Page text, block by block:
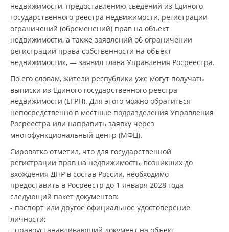
недвижимости, предоставлению сведений из Единого
государственного реестра недвижимости, регистрации
ограничений (обременений) прав на объект
недвижимости, а также заявлений об ограничении
регистрации права собственности на объект
недвижимости», — заявил глава Управления Росреестра.
По его словам, жители республики уже могут получать
выписки из Единого государственного реестра
недвижимости (ЕГРН). Для этого можно обратиться
непосредственно в местные подразделения Управления
Росреестра или направить заявку через
многофункциональный центр (МФЦ).
Сироватко отметил, что для государственной
регистрации прав на недвижимость, возникших до
вхождения ДНР в состав России, необходимо
предоставить в Росреестр до 1 января 2028 года
следующий пакет документов:
- паспорт или другое официальное удостоверение
личности;